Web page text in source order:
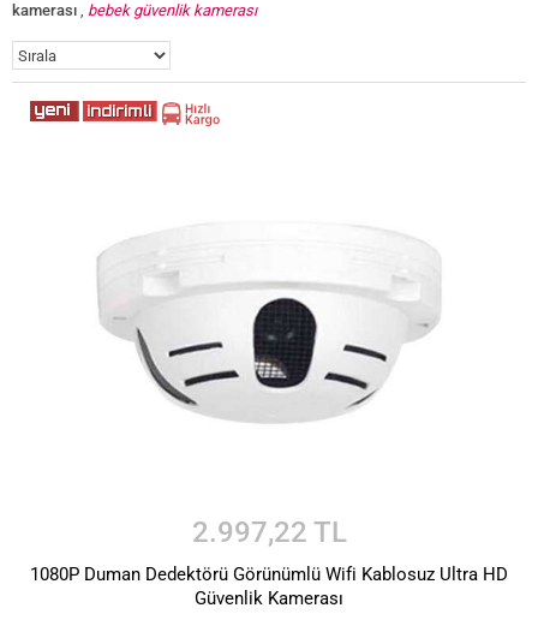
kamerası , bebek güvenlik kamerası
2.997,22 TL
1080P Duman Dedektörü Görünümlü Wifi Kablosuz Ultra HD
Güvenlik Kamerası